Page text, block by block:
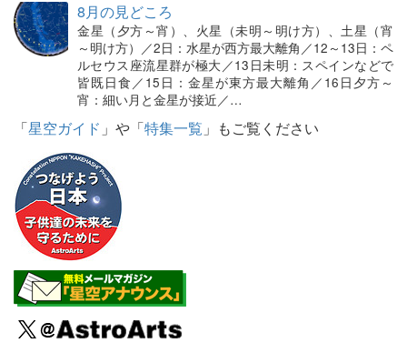
8月の見どころ
金星（夕方～宵）、火星（未明～明け方）、土星（宵
～明け方）／2日：水星が西方最大離角／12～13日：ペ
ルセウス座流星群が極大／13日未明：スペインなどで
皆既日食／15日：金星が東方最大離角／16日夕方～
宵：細い月と金星が接近／…
「星空ガイド 」や「特集一覧 」もご覧ください